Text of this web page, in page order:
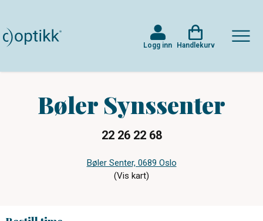
Logg inn Handlekurv
Bøler Synssenter
22 26 22 68
Bøler Senter, 0689 Oslo
(Vis kart)